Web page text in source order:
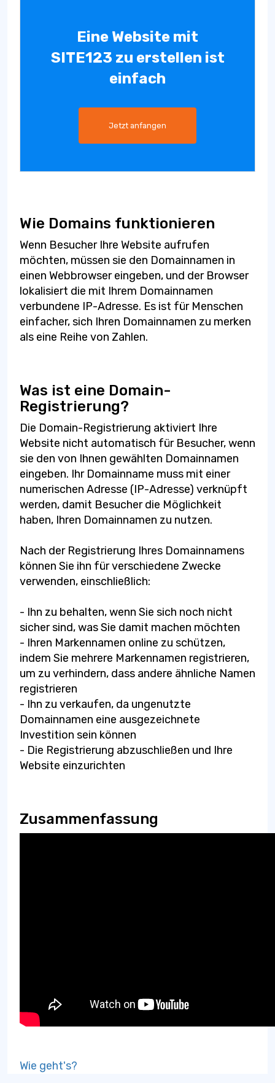
Eine Website mit
SITE123 zu erstellen ist
einfach
Jetzt anfangen
Wie Domains funktionieren
Wenn Besucher Ihre Website aufrufen
möchten, müssen sie den Domainnamen in
einen Webbrowser eingeben, und der Browser
lokalisiert die mit Ihrem Domainnamen
verbundene IP-Adresse. Es ist für Menschen
einfacher, sich Ihren Domainnamen zu merken
als eine Reihe von Zahlen.
Was ist eine Domain-
Registrierung?
Die Domain-Registrierung aktiviert Ihre
Website nicht automatisch für Besucher, wenn
sie den von Ihnen gewählten Domainnamen
eingeben. Ihr Domainname muss mit einer
numerischen Adresse (IP-Adresse) verknüpft
werden, damit Besucher die Möglichkeit
haben, Ihren Domainnamen zu nutzen.
Nach der Registrierung Ihres Domainnamens
können Sie ihn für verschiedene Zwecke
verwenden, einschließlich:
- Ihn zu behalten, wenn Sie sich noch nicht
sicher sind, was Sie damit machen möchten
- Ihren Markennamen online zu schützen,
indem Sie mehrere Markennamen registrieren,
um zu verhindern, dass andere ähnliche Namen
registrieren
- Ihn zu verkaufen, da ungenutzte
Domainnamen eine ausgezeichnete
Investition sein können
- Die Registrierung abzuschließen und Ihre
Website einzurichten
Zusammenfassung
Wie geht's?